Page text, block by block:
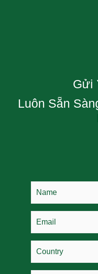
Gửi
Luôn Sẵn